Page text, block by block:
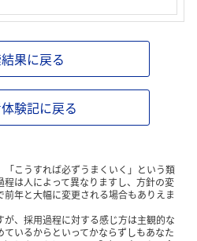
果に戻る
験記に戻る
「こうすれば必ずうまくいく」という類
は人によって異なりますし、方針の変
年と大幅に変更される場合もありえま
、採用過程に対する感じ方は主観的な
いるからといってかならずしもあなた